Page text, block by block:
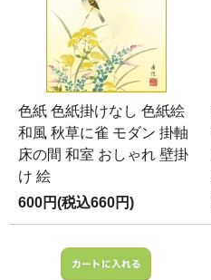
色紙 色紙掛けなし 色紙絵
和風 秋草に雀 モダン 掛軸
床の間 和室 おしゃれ 壁掛
け 絵
600円(税込660円)